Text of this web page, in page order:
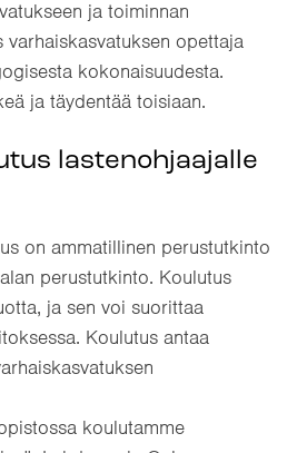
ja toiminnan
varhaiskasvatuksen opettaja
kokonaisuudesta.
ja täydentää toisiaan.
lastenohjaajalle
on ammatillinen perustutkinto
perustutkinto. Koulutus
ja sen voi suorittaa
Koulutus antaa
koulutamme